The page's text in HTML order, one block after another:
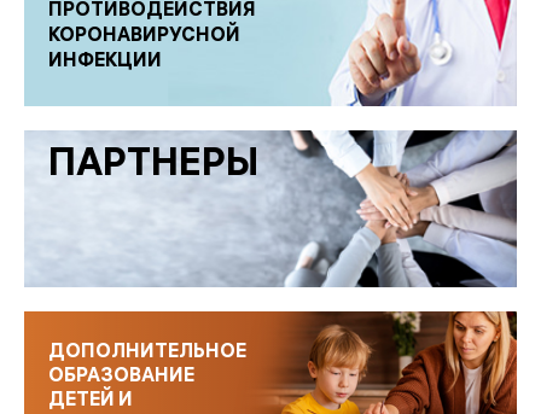
ПРОТИВОДЕЙСТВИЯ
КОРОНАВИРУСНОЙ
ИНФЕКЦИИ
ПАРТНЕРЫ
ДОПОЛНИТЕЛЬНОЕ
ОБРАЗОВАНИЕ
ДЕТЕЙ И